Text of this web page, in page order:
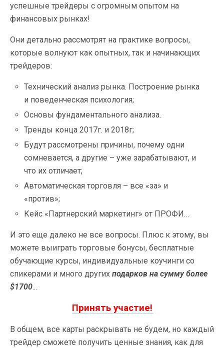
успешные трейдеры с огромным опытом на
финансовых рынках!
Они детально рассмотрят на практике вопросы,
которые волнуют как опытных, так и начинающих
трейдеров:
Технический анализ рынка. Построение рынка
и поведенческая психология;
Основы фундаментального анализа.
Тренды конца 2017г. и 2018г;
Будут рассмотрены причины, почему одни
сомневается, а другие – уже зарабатывают, и
что их отличает;
Автоматическая торговля – все «за» и
«против»;
Кейс «Партнерский маркетинг» от ПРОФИ…
И это еще далеко не все вопросы. Плюс к этому, вы
можете выиграть торговые бонусы, бесплатные
обучающие курсы, индивидуальные коучинги со
спикерами и много других подарков на сумму более
$1700...
Принять участие!
В общем, все карты раскрывать не будем, но каждый
трейдер сможете получить ценные знания, как для